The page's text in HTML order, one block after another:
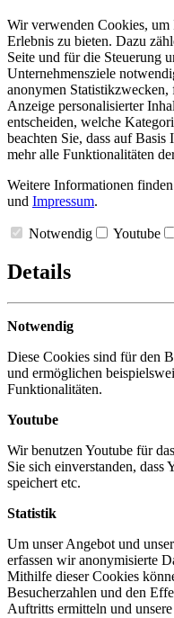
Wir verwenden Cookies, um
Erlebnis zu bieten. Dazu
Seite und für die Steuerung
Unternehmensziele
anonymen
Anzeige personalisierter
entscheiden, welche
beachten Sie, dass auf
mehr alle Funktionalitäten
Weitere Informationen
und Impressum.
Notwendig Youtube
Details
Notwendig
Diese Cookies sind für den
und ermöglichen
Funktionalitäten.
Youtube
Wir benutzen Youtube für
Sie sich einverstanden,
speichert etc.
Statistik
Um unser Angebot und
erfassen wir anonymisierte
Mithilfe dieser Cookies
Besucherzahlen und den
Auftritts ermitteln und